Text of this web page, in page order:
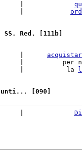
Red. [111b]
|          per
|           la
[090]